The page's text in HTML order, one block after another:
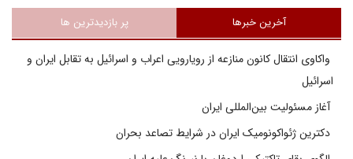
آخرین خبرها پر بازدیدترین ها
واکاوی انتقال کانون منازعه از رویارویی اعراب و اسرائیل به تقابل ایران و
اسرائیل
آغاز مسئولیت بین‌المللی ایران
دکترین ژئواکونومیک ایران در شرایط تصاعد بحران